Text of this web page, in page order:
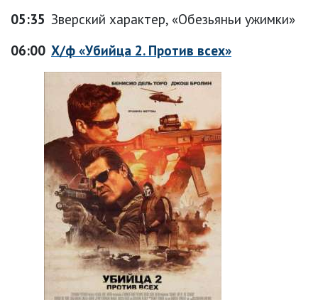
05:35 Зверский характер, «Обезьяньи ужимки»
06:00 Х/ф «Убийца 2. Против всех»